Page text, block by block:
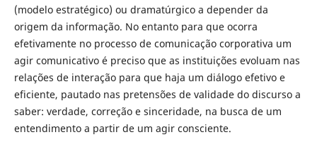
(modelo estratégico) ou dramatúrgico a depender da
origem da informação. No entanto para que ocorra
efetivamente no processo de comunicação corporativa um
agir comunicativo é preciso que as instituições evoluam nas
relações de interação para que haja um diálogo efetivo e
eficiente, pautado nas pretensões de validade do discurso a
saber: verdade, correção e sinceridade, na busca de um
entendimento a partir de um agir consciente.